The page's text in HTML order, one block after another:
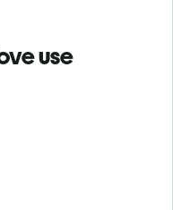
use